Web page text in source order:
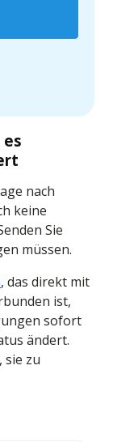
nach
keine
Sie
müssen.
, das direkt mit
ist,
sofort
ändert.
sie zu